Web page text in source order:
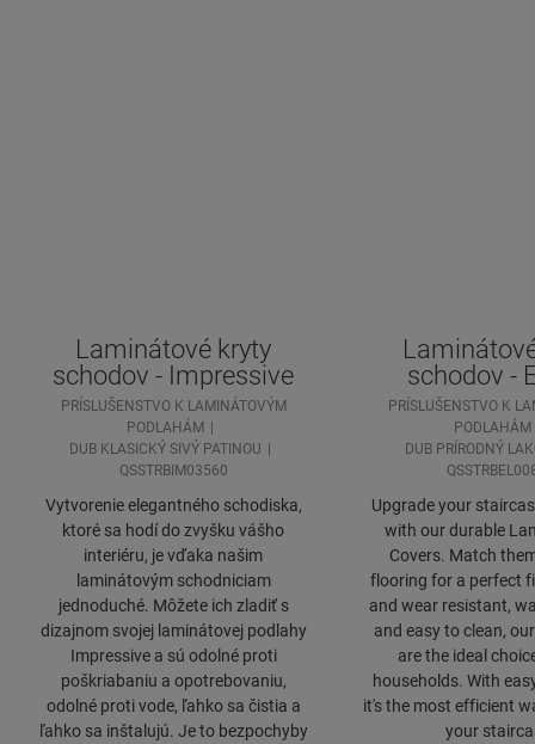
Laminátové kryty
schodov - Impressive
PRÍSLUŠENSTVO K LAMINÁTOVÝM
PODLAHÁM
DUB KLASICKÝ SIVÝ PATINOU
QSSTRBIM03560
Vytvorenie elegantného schodiska,
ktoré sa hodí do zvyšku vášho
interiéru, je vďaka našim
laminátovým schodniciam
jednoduché. Môžete ich zladiť s
dizajnom svojej laminátovej podlahy
Impressive a sú odolné proti
poškriabaniu a opotrebovaniu,
odolné proti vode, ľahko sa čistia a
ľahko sa inštalujú. Je to bezpochyby
schodov -
PRÍSLUŠENSTVO K
PODLAHÁM
DUB PRÍRODNÝ
Upgrade your
with our durable
Covers. Match
flooring for a perfect
and wear resistant,
and easy to clean,
are the ideal
households. With
it's the most efficient
your